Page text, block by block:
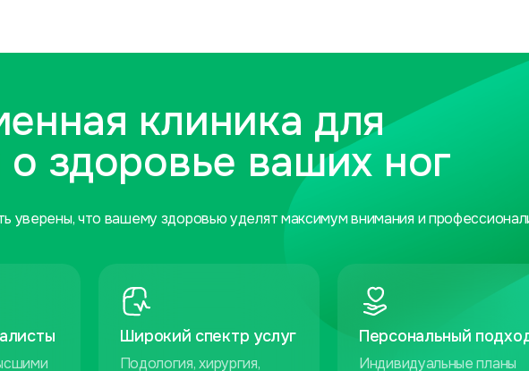
клиника для
о здоровье ваших ног
уверены, что вашему здоровью уделят максимум внимания и
Широкий спектр услуг
Подология, хирургия,
Персональный
Индивидуальные планы